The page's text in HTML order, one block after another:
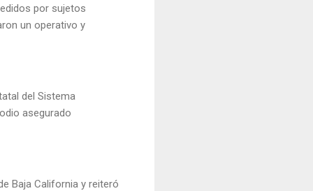
por sujetos
un operativo y
del Sistema
asegurado
Baja California y reiteró